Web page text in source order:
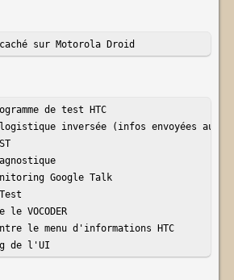
caché sur Motorola Droid
de test HTC
logistique inversée (infos envoyées au
Google Talk
le VOCODER
le menu d'informations HTC
de l'UI